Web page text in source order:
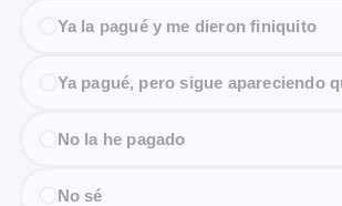
Ya la pagué y me dieron finiquito
Ya pagué, pero sigue apareciendo
No la he pagado
No sé